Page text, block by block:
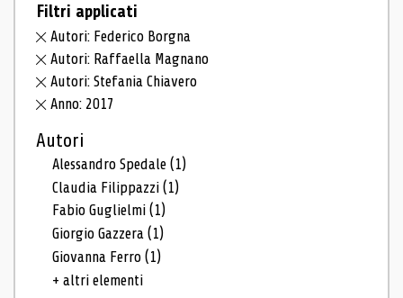
Filtri applicati
Autori: Federico Borgna
Autori: Raffaella Magnano
Autori: Stefania Chiavero
Anno: 2017
Autori
Alessandro Spedale(1)
Claudia Filippazzi(1)
Fabio Guglielmi(1)
Giorgio Gazzera(1)
Giovanna Ferro(1)
+ altri elementi